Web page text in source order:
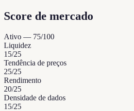
Score de mercado
Ativo — 75/100
Liquidez
15/25
Tendência de preços
25/25
Rendimento
20/25
Densidade de dados
15/25